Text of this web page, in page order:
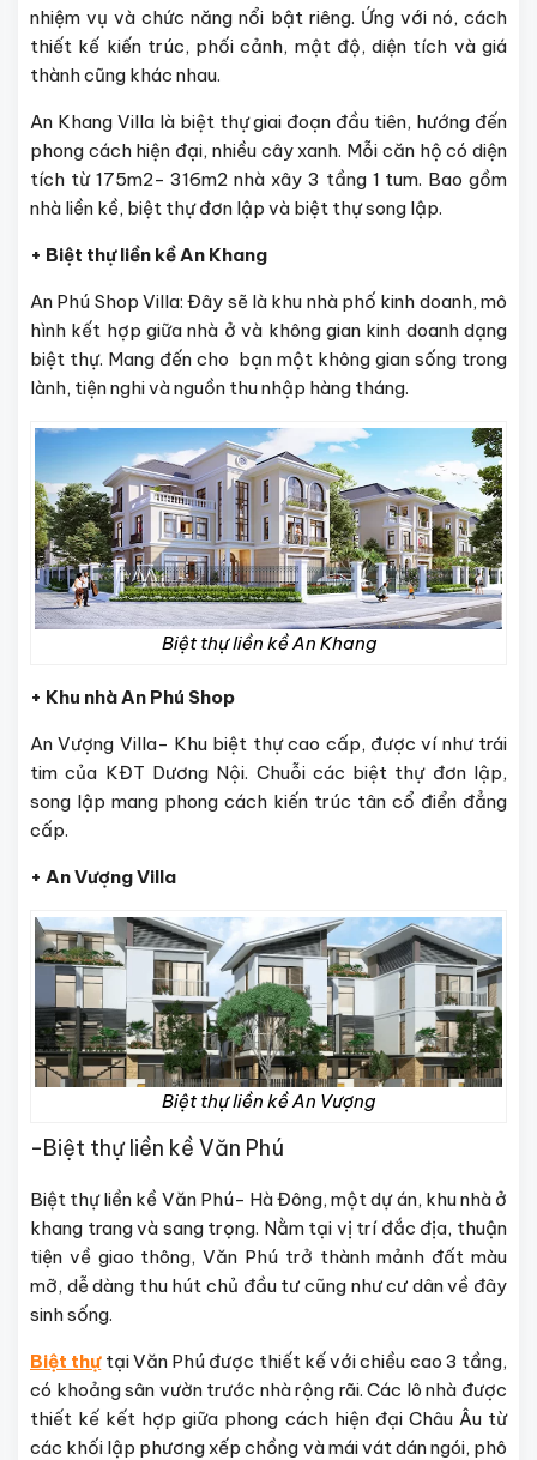
nhiệm vụ và chức năng nổi bật riêng. Ứng với nó, cách
thiết kế kiến trúc, phối cảnh, mật độ, diện tích và giá
thành cũng khác nhau.
An Khang Villa là biệt thự giai đoạn đầu tiên, hướng đến
phong cách hiện đại, nhiều cây xanh. Mỗi căn hộ có diện
tích từ 175m2- 316m2 nhà xây 3 tầng 1 tum. Bao gồm
nhà liền kề, biệt thự đơn lập và biệt thự song lập.
+ Biệt thự liền kề An Khang
An Phú Shop Villa: Đây sẽ là khu nhà phố kinh doanh, mô
hình kết hợp giữa nhà ở và không gian kinh doanh dạng
biệt thự. Mang đến cho bạn một không gian sống trong
lành, tiện nghi và nguồn thu nhập hàng tháng.
Biệt thự liền kề An Khang
+ Khu nhà An Phú Shop
An Vượng Villa- Khu biệt thự cao cấp, được ví như trái
tim của KĐT Dương Nội. Chuỗi các biệt thự đơn lập,
song lập mang phong cách kiến trúc tân cổ điển đẳng
cấp.
+ An Vượng Villa
Biệt thự liền kề An Vượng
-Biệt thự liền kề Văn Phú
Biệt thự liền kề Văn Phú- Hà Đông, một dự án, khu nhà ở
khang trang và sang trọng. Nằm tại vị trí đắc địa, thuận
tiện về giao thông, Văn Phú trở thành mảnh đất màu
mỡ, dễ dàng thu hút chủ đầu tư cũng như cư dân về đây
sinh sống.
Biệt thựtại Văn Phú được thiết kế với chiều cao 3 tầng,
có khoảng sân vườn trước nhà rộng rãi. Các lô nhà được
thiết kế kết hợp giữa phong cách hiện đại Châu Âu từ
các khối lập phương xếp chồng và mái vát dán ngói, phô